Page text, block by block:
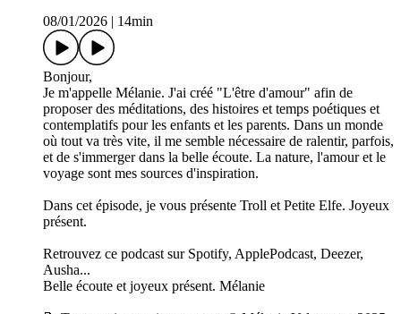
08/01/2026
14min
Bonjour,
Je m'appelle Mélanie. J'ai créé "L'être d'amour" afin de
proposer des méditations, des histoires et temps poétiques et
contemplatifs pour les enfants et les parents. Dans un monde
où tout va très vite, il me semble nécessaire de ralentir, parfois,
et de s'immerger dans la belle écoute. La nature, l'amour et le
voyage sont mes sources d'inspiration.
Dans cet épisode, je vous présente Troll et Petite Elfe. Joyeux
présent.
Retrouvez ce podcast sur Spotify, ApplePodcast, Deezer,
Ausha...
Belle écoute et joyeux présent. Mélanie